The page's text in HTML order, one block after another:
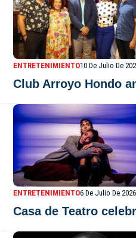
ENTRETENIMIENTO10 De Julio De
Club Arroyo Hondo
ENTRETENIMIENTO6 De Julio De 2026
Casa de Teatro